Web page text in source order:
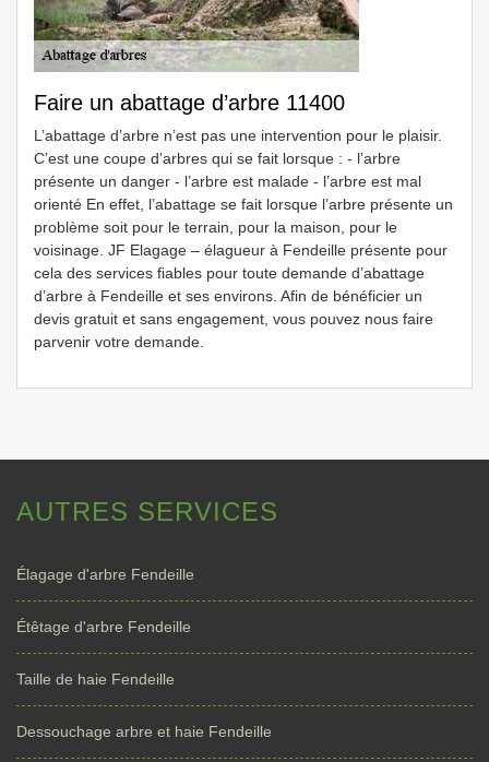
Faire un abattage d’arbre 11400
L’abattage d’arbre n’est pas une intervention pour le plaisir.
C’est une coupe d’arbres qui se fait lorsque : - l’arbre
présente un danger - l’arbre est malade - l’arbre est mal
orienté En effet, l’abattage se fait lorsque l’arbre présente un
problème soit pour le terrain, pour la maison, pour le
voisinage. JF Elagage – élagueur à Fendeille présente pour
cela des services fiables pour toute demande d’abattage
d’arbre à Fendeille et ses environs. Afin de bénéficier un
devis gratuit et sans engagement, vous pouvez nous faire
parvenir votre demande.
AUTRES SERVICES
Élagage d'arbre Fendeille
Étêtage d'arbre Fendeille
Taille de haie Fendeille
Dessouchage arbre et haie Fendeille